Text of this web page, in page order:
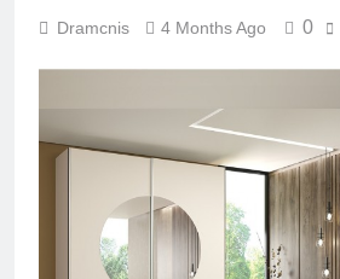
Dramcnis 4 Months Ago 0